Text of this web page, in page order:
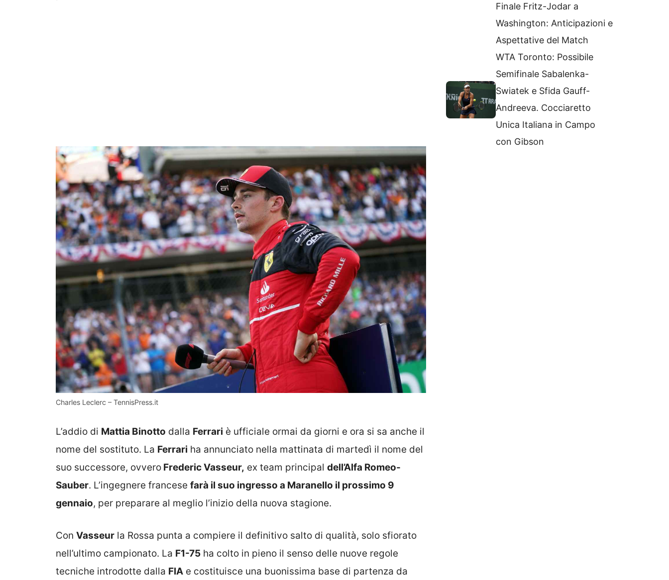
Charles Leclerc – TennisPress.it
L’addio di Mattia Binotto dalla Ferrari è ufficiale ormai da giorni e ora si sa anche il
nome del sostituto. La Ferrari ha annunciato nella mattinata di martedì il nome del
suo successore, ovvero Frederic Vasseur, ex team principal dell’Alfa Romeo-
Sauber. L’ingegnere francese farà il suo ingresso a Maranello il prossimo 9
gennaio, per preparare al meglio l’inizio della nuova stagione.
Con Vasseur la Rossa punta a compiere il definitivo salto di qualità, solo sfiorato
nell’ultimo campionato. La F1-75 ha colto in pieno il senso delle nuove regole
tecniche introdotte dalla FIA e costituisce una buonissima base di partenza da
Finale Fritz-Jodar a
Washington: Anticipazioni e
Aspettative del Match
WTA Toronto: Possibile
Semifinale Sabalenka-
Swiatek e Sfida Gauff-
Andreeva. Cocciaretto
Unica Italiana in Campo
con Gibson